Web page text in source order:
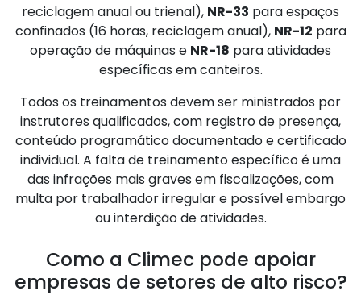
reciclagem anual ou trienal), NR-33 para espaços
confinados (16 horas, reciclagem anual), NR-12 para
operação de máquinas e NR-18 para atividades
específicas em canteiros.
Todos os treinamentos devem ser ministrados por
instrutores qualificados, com registro de presença,
conteúdo programático documentado e certificado
individual. A falta de treinamento específico é uma
das infrações mais graves em fiscalizações, com
multa por trabalhador irregular e possível embargo
ou interdição de atividades.
Como a Climec pode apoiar
empresas de setores de alto risco?